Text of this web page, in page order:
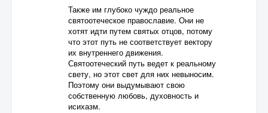
Также им глубоко чуждо реальное
святоотеческое православие. Они не
хотят идти путем святых отцов, потому
что этот путь не соответствует вектору
их внутреннего движения.
Святоотеческий путь ведет к реальному
свету, но этот свет для них невыносим.
Поэтому они выдумывают свою
собственную любовь, духовность и
исихазм.